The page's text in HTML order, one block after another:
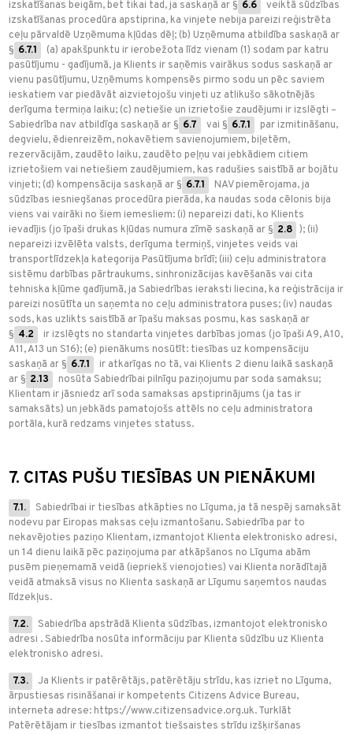
izskatīšanas beigām, bet tikai tad, ja saskaņā ar § 6.6
veiktā sūdzības
izskatīšanas procedūra apstiprina, ka vinjete nebija pareizi reģistrēta
ceļu pārvaldē Uzņēmuma kļūdas dēļ; (b) Uzņēmuma atbildība saskaņā ar
§ 6.7.1
(a) apakšpunktu ir ierobežota līdz vienam (1) sodam par katru
pasūtījumu - gadījumā, ja Klients ir saņēmis vairākus sodus saskaņā ar
vienu pasūtījumu, Uzņēmums kompensēs pirmo sodu un pēc saviem
ieskatiem var piedāvāt aizvietojošu vinjeti uz atlikušo sākotnējās
derīguma termiņa laiku; (c) netiešie un izrietošie zaudējumi ir izslēgti –
Sabiedrība nav atbildīga saskaņā ar § 6.7 vai § 6.7.1
par izmitināšanu,
degvielu, ēdienreizēm, nokavētiem savienojumiem, biļetēm,
rezervācijām, zaudēto laiku, zaudēto peļņu vai jebkādiem citiem
izrietošiem vai netiešiem zaudējumiem, kas radušies saistībā ar bojātu
vinjeti; (d) kompensācija saskaņā ar § 6.7.1
NAV piemērojama, ja
sūdzības iesniegšanas procedūra pierāda, ka naudas soda cēlonis bija
viens vai vairāki no šiem iemesliem: (i) nepareizi dati, ko Klients
ievadījis (jo īpaši drukas kļūdas numura zīmē saskaņā ar § 2.8 ); (ii)
nepareizi izvēlēta valsts, derīguma termiņš, vinjetes veids vai
transportlīdzekļa kategorija Pasūtījuma brīdī; (iii) ceļu administratora
sistēmu darbības pārtraukums, sinhronizācijas kavēšanās vai cita
tehniska kļūme gadījumā, ja Sabiedrības ieraksti liecina, ka reģistrācija ir
pareizi nosūtīta un saņemta no ceļu administratora puses; (iv) naudas
sods, kas uzlikts saistībā ar īpašu maksas posmu, kas saskaņā ar
§ 4.2
ir izslēgts no standarta vinjetes darbības jomas (jo īpaši A9, A10,
A11, A13 un S16); (e) pienākums nosūtīt: tiesības uz kompensāciju
saskaņā ar § 6.7.1
ir atkarīgas no tā, vai Klients 2 dienu laikā saskaņā
ar § 2.13
nosūta Sabiedrībai pilnīgu paziņojumu par soda samaksu;
Klientam ir jāsniedz arī soda samaksas apstiprinājums (ja tas ir
samaksāts) un jebkāds pamatojošs attēls no ceļu administratora
portāla, kurā redzams vinjetes statuss.
7. CITAS PUŠU TIESĪBAS UN PIENĀKUMI
7.1.
Sabiedrībai ir tiesības atkāpties no Līguma, ja tā nespēj samaksāt
nodevu par Eiropas maksas ceļu izmantošanu. Sabiedrība par to
nekavējoties paziņo Klientam, izmantojot Klienta elektronisko adresi,
un 14 dienu laikā pēc paziņojuma par atkāpšanos no Līguma abām
pusēm pieņemamā veidā (iepriekš vienojoties) vai Klienta norādītajā
veidā atmaksā visus no Klienta saskaņā ar Līgumu saņemtos naudas
līdzekļus.
7.2.
Sabiedrība apstrādā Klienta sūdzības, izmantojot elektronisko
adresi . Sabiedrība nosūta informāciju par Klienta sūdzību uz Klienta
elektronisko adresi.
7.3.
Ja Klients ir patērētājs, patērētāju strīdu, kas izriet no Līguma,
ārpustiesas risināšanai ir kompetents Citizens Advice Bureau,
interneta adrese: https://www.citizensadvice.org.uk. Turklāt
Patērētājam ir tiesības izmantot tiešsaistes strīdu izšķiršanas